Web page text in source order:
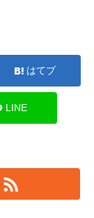
はてブ
LINE